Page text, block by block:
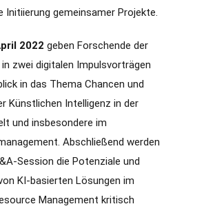
Initiierung gemeinsamer Projekte.
2022 geben Forschende der
in zwei digitalen Impulsvorträgen
in das Thema Chancen und
Künstlichen Intelligenz in der
und insbesondere im
Abschließend werden
Session die Potenziale und
KI-basierten Lösungen im
Management kritisch